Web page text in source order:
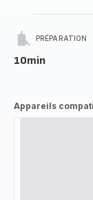
PRÉPARATION
10min
Appareils